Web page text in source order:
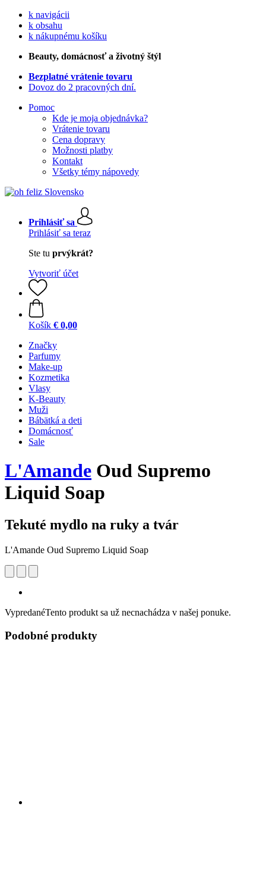
k navigácii
k obsahu
k nákupnému košíku
Beauty, domácnosť a životný štýl
Bezplatné vrátenie tovaru
Dovoz do 2 pracovných dní.
Pomoc
Kde je moja objednávka?
Vrátenie tovaru
Cena dopravy
Možnosti platby
Kontakt
Všetky témy nápovedy
Prihlásiť sa
Prihlásiť sa teraz
Ste tu prvýkrát?
Vytvoriť účet
Košík € 0,00
Značky
Parfumy
Make-up
Kozmetika
Vlasy
K-Beauty
Muži
Bábätká a deti
Domácnosť
Sale
L'Amande Oud Supremo
Liquid Soap
Tekuté mydlo na ruky a tvár
L'Amande Oud Supremo Liquid Soap
VypredanéTento produkt sa už necnachádza v našej ponuke.
Podobné produkty